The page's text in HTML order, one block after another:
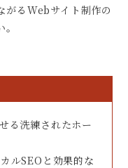
がるWebサイト制作の
る洗練されたホー
ルSEOと効果的な